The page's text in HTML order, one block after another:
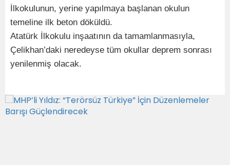
İlkokulunun, yerine yapılmaya başlanan okulun
temeline ilk beton döküldü.
Atatürk İlkokulu inşaatının da tamamlanmasıyla,
Çelikhan’daki neredeyse tüm okullar deprem sonrası
yenilenmiş olacak.